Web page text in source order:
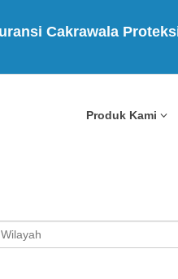
Cakrawala
Produk Kami